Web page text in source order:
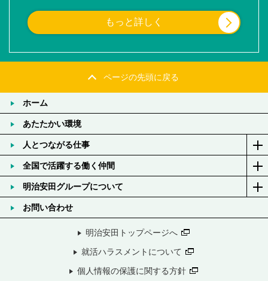
もっと詳しく
ページの先頭に戻る
ホーム
あたたかい環境
人とつながる仕事
全国で活躍する働く仲間
明治安田グループについて
お問い合わせ
明治安田トップページへ
就活ハラスメントについて
個人情報の保護に関する方針